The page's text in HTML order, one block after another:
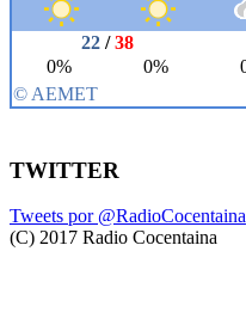
TWITTER
Tweets por @RadioCocentaina
(C) 2017 Radio Cocentaina